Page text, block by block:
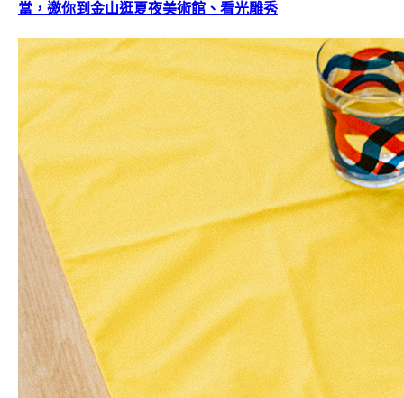
當，邀你到金山逛夏夜美術館、看光雕秀